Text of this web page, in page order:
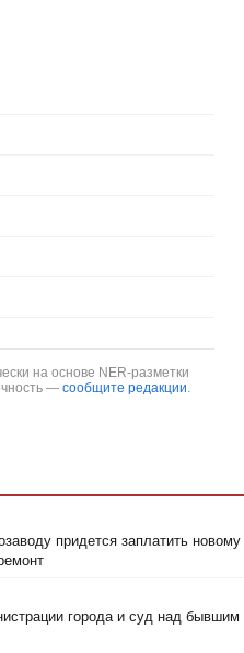
на основе NER-разметки
— сообщите редакции
придется заплатить новому
города и суд над бывшим